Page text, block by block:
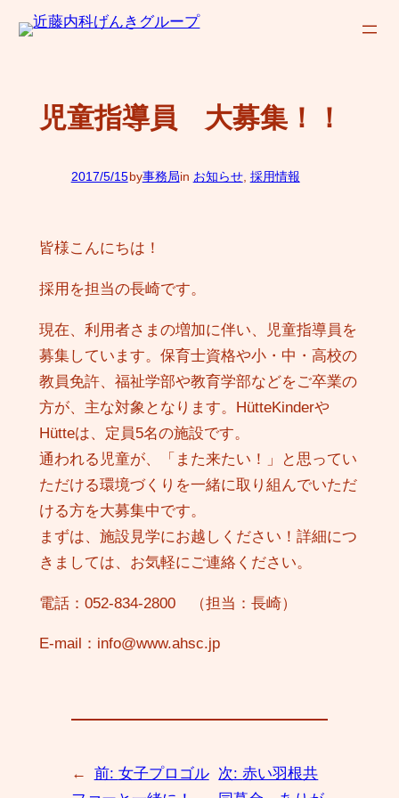
内
児童指導員 大募集！！
2017/5/15by事務局in お知らせ, 採用情報
皆様こんにちは！
採用を担当の長崎です。
現在、利用者さまの増加に伴い、児童指導員を
募集しています。保育士資格や小・中・高校の
教員免許、福祉学部や教育学部などをご卒業の
方が、主な対象となります。HütteKinderや
Hütteは、定員5名の施設です。
通われる児童が、「また来たい！」と思ってい
ただける環境づくりを一緒に取り組んでいただ
ける方を大募集中です。
まずは、施設見学にお越しください！詳細につ
きましては、お気軽にご連絡ください。
電話：052-834-2800 （担当：長崎）
E-mail：info@www.ahsc.jp
← 前: 女子プロゴル 次:赤い羽根共